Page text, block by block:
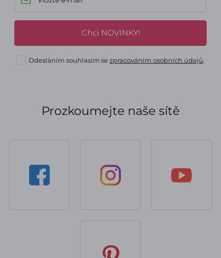
Chci NOVINKY!
Odesláním souhlasím sezpracováním osobních údajů.
Prozkoumejte naše sítě